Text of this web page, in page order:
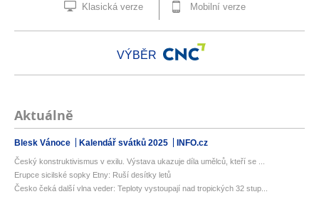
Klasická verze Mobilní verze
VÝBĚR
Aktuálně
Blesk Vánoce Kalendář svátků 2025 INFO.cz
Český konstruktivismus v exilu. Výstava ukazuje díla umělců, kteří se ...
Erupce sicilské sopky Etny: Ruší desítky letů
Česko čeká další vlna veder: Teploty vystoupají nad tropických 32 stup...